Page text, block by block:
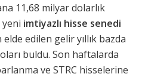
11,68 milyar dolarlık
imtiyazlı hisse senedi
edilen gelir yıllık bazda
buldu. Son haftalarda
ve STRC hisselerine